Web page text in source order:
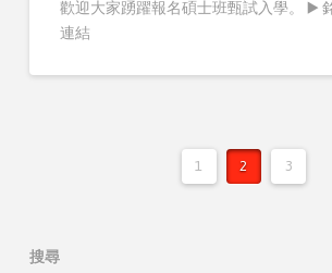
歡迎大家踴躍報名碩士班甄試入學。 ▶️
連結
1 2 3
搜尋